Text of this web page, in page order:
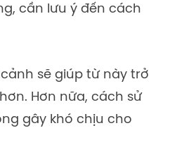
cần lưu ý đến cách
sẽ giúp từ này trở
Hơn nữa, cách sử
gây khó chịu cho